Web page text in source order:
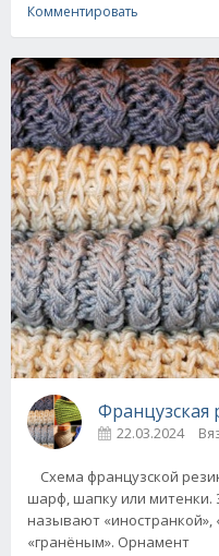
Комментировать
Французская
22.03.2024
Схема французской
шарф, шапку или митенки.
называют «иностранкой»,
«гранёным». Орнамент